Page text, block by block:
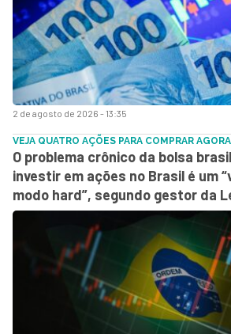
2 de agosto de 2026 - 13:35
VEJA QUATRO AÇÕES PARA COMPRAR AGORA
O problema crônico da bolsa
investir em ações no Brasil é um
modo hard”, segundo gestor da